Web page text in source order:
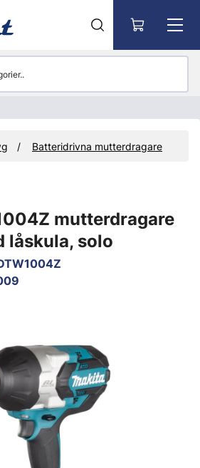
Batteridrivna mutterdragare
mutterdragare
låskula, solo